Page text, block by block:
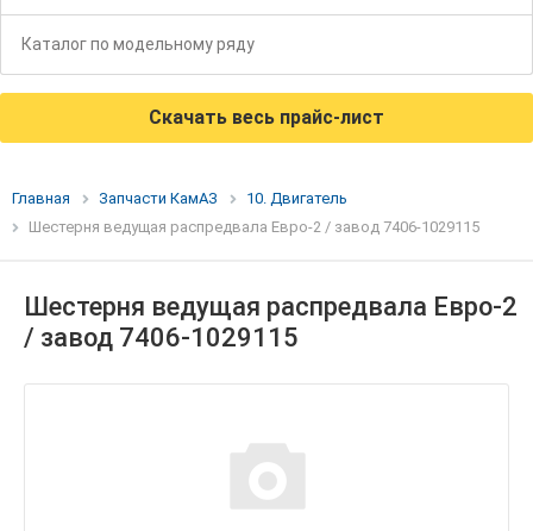
Каталог по модельному ряду
Скачать весь прайс-лист
Главная Запчасти КамАЗ
10. Двигатель
Шестерня ведущая распредвала Евро-2 / завод 7406-1029115
Шестерня ведущая распредвала Евро-2
/ завод 7406-1029115